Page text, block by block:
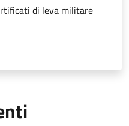
di leva militare